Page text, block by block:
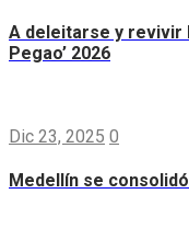
A deleitarse y revivir
Pegao’ 2026
Dic 23, 2025 0
Medellín se